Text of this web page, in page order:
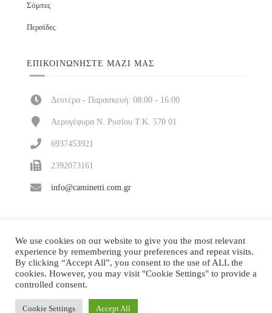
Σόμπες
Περσίδες
ΕΠΙΚΟΙΝΩΝΉΣΤΕ ΜΑΖΊ ΜΑΣ
Δευτέρα - Παρασκευή: 08:00 - 16:00
Αερογέφυρα Ν. Ρυσίου Τ.Κ. 570 01
6937453921
2392073161
info@caminetti.com.gr
We use cookies on our website to give you the most relevant
experience by remembering your preferences and repeat visits.
By clicking “Accept All”, you consent to the use of ALL the
cookies. However, you may visit "Cookie Settings" to provide a
controlled consent.
Cookie Settings Accept All